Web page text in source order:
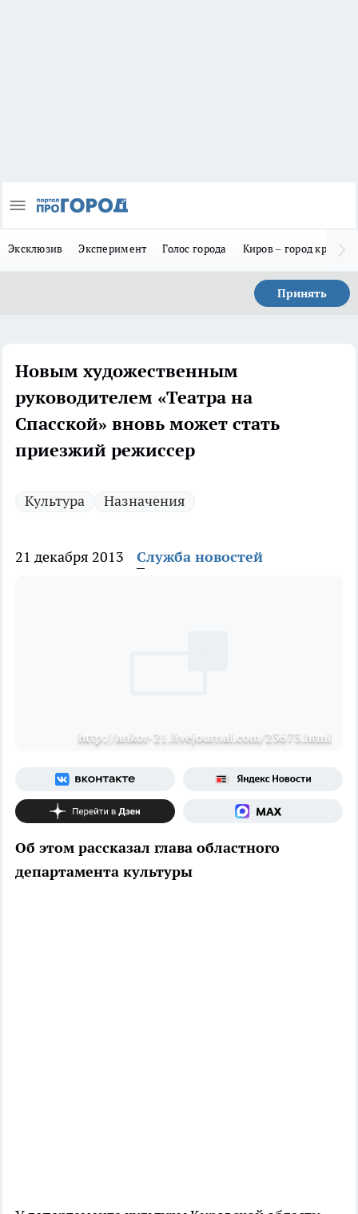
Эксклюзив Эксперимент Голос города Киров – город
Принять
Новым художественным
руководителем «Театра на
Спасской» вновь может стать
приезжий режиссер
Культура Назначения
21 декабря 2013 Служба новостей
http://ankor-21.livejournal.com/23673.html
Об этом рассказал глава областного
департамента культуры